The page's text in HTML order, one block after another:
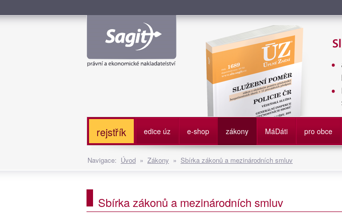
Služební poměr příslušníků
rejstřík edice úz e-shop zákony MáDáti pro obce
Navigace: Úvod » Zákony » Sbírka zákonů a mezinárodních smluv
Sbírka zákonů a mezinárodních smluv